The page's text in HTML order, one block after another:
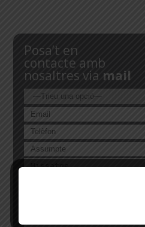
Posa’t en
contacte amb
nosaltres via mail